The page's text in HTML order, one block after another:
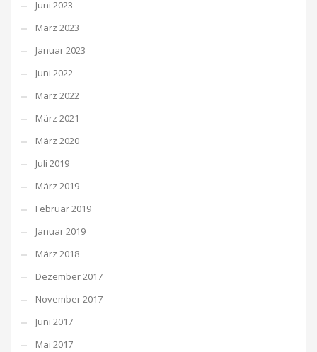
Juni 2023
März 2023
Januar 2023
Juni 2022
März 2022
März 2021
März 2020
Juli 2019
März 2019
Februar 2019
Januar 2019
März 2018
Dezember 2017
November 2017
Juni 2017
Mai 2017